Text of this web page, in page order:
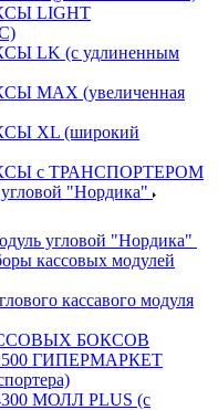
LIGHT
LK (с удлиненным
MAX (увеличенная
XL (широкий
с ТРАНСПОРТЕРОМ
"Нордика"
угловой "Нордика"
кассовых модулей
кассавого модуля
БОКСОВ
ГИПЕРМАРКЕТ
МОЛЛ PLUS (с